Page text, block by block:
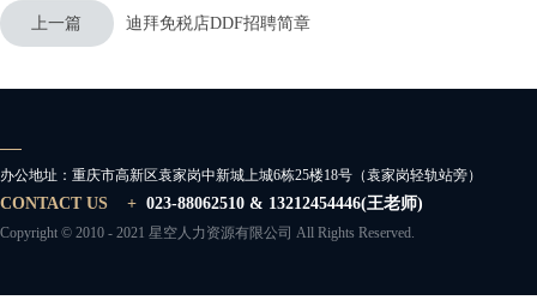
上一篇 迪拜免税店DDF招聘简章
办公地址： 重庆市高新区袁家岗中新城上城6栋25楼18号（袁家岗轻轨站旁）
CONTACT US + 023-88062510 & 13212454446(王老师)
Copyright © 2010 - 2021 星空人力资源有限公司 All Rights Reserved.